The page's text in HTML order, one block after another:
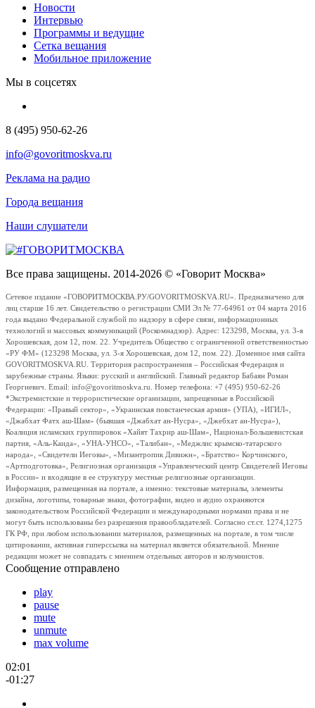
Новости
Интервью
Программы и ведущие
Сетка вещания
Мобильное приложение
Мы в соцсетях
8 (495) 950-62-26
info@govoritmoskva.ru
Реклама на радио
Города вещания
Наши слушатели
Все права защищены. 2014-2026 © «Говорит Москва»
Сетевое издание «ГОВОРИТМОСКВА.РУ/GOVORITMOSKVA.RU». Предназначено для
лиц старше 16 лет. Свидетельство о регистрации СМИ Эл № 77-64961 от 04 марта 2016
года выдано Федеральной службой по надзору в сфере связи, информационных
технологий и массовых коммуникаций (Роскомнадзор). Адрес: 123298, Москва, ул. 3-я
Хорошевская, дом 12, пом. 22. Учредитель Общество с ограниченной ответственностью
«РУ ФМ» (123298 Москва, ул. 3-я Хорошевская, дом 12, пом. 22). Доменное имя сайта
GOVORITMOSKVA.RU. Территория распространения – Российская Федерация и
зарубежные страны. Языки: русский и английский. Главный редактор Бабаян Роман
Георгиевич. Email: info@govoritmoskva.ru. Номер телефона: +7 (495) 950-62-26
*Экстремистские и террористические организации, запрещенные в Российской
Федерации: «Правый сектор», «Украинская повстанческая армия» (УПА), «ИГИЛ»,
«Джабхат Фатх аш-Шам» (бывшая «Джабхат ан-Нусра», «Джебхат ан-Нусра»),
Коалиция исламских группировок «Хайят Тахрир аш-Шам», Национал-Большевистская
партия, «Аль-Каида», «УНА-УНСО», «Талибан», «Меджлис крымско-татарского
народа», «Свидетели Иеговы», «Мизантропик Дивижн», «Братство» Корчинского,
«Артподготовка», Религиозная организация «Управленческий центр Свидетелей Иеговы
в России» и входящие в ее структуру местные религиозные организации.
Информация, размещенная на портале, а именно: текстовые материалы, элементы
дизайна, логотипы, товарные знаки, фотографии, видео и аудио охраняются
законодательством Российской Федерации и международными нормами права и не
могут быть использованы без разрешения правообладателей. Согласно ст.ст. 1274,1275
ГК РФ, при любом использовании материалов, размещенных на портале, в том числе
цитировании, активная гиперссылка на материал является обязательной. Мнение
редакции может не совпадать с мнением отдельных авторов и колумнистов.
Сообщение отправлено
play
pause
mute
unmute
max volume
02:01
-01:27